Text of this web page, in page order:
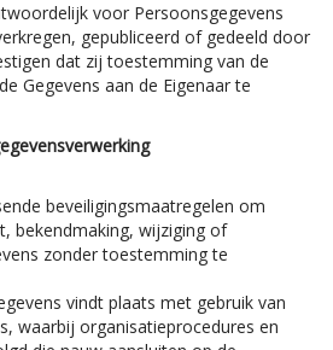
voor Persoonsgegevens
gepubliceerd of gedeeld door
dat zij toestemming van de
Gegevens aan de Eigenaar te
beveiligingsmaatregelen om
bekendmaking, wijziging of
zonder toestemming te
vindt plaats met gebruik van
waarbij organisatieprocedures en